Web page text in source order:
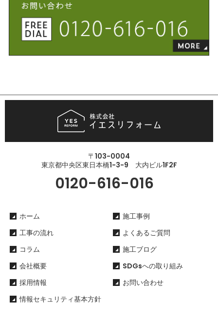
〒103-0004
東京都中央区東日本橋1-3-9 大内ビル1F2F
0120-616-016
ホーム
施工事例
工事の流れ
よくあるご質問
コラム
施工ブログ
会社概要
SDGsへの取り組み
採用情報
お問い合わせ
情報セキュリティ基本方針